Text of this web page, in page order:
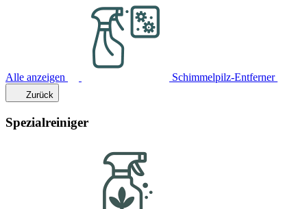
Alle anzeigen Schimmelpilz-Entferner
Zurück
Spezialreiniger